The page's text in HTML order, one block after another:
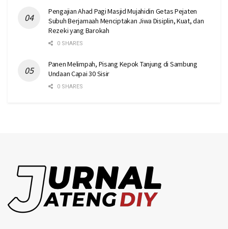
Pengajian Ahad Pagi Masjid Mujahidin Getas Pejaten
Subuh Berjamaah Menciptakan Jiwa Disiplin, Kuat, dan
Rezeki yang Barokah
0 SHARES
Panen Melimpah, Pisang Kepok Tanjung di Sambung
Undaan Capai 30 Sisir
0 SHARES